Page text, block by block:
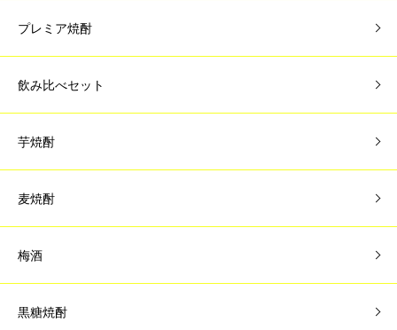
プレミア焼酎
飲み比べセット
芋焼酎
麦焼酎
梅酒
黒糖焼酎